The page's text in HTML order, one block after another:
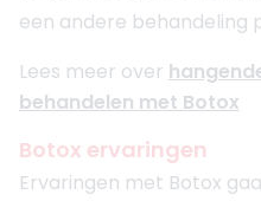
een andere behandeling
Lees meer over
behandelen met Botox
Botox ervaringen
Ervaringen met Botox